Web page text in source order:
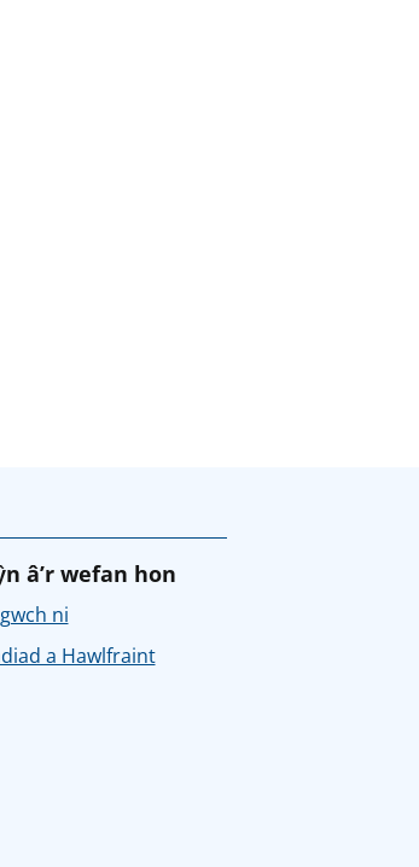
â’r wefan hon
ni
a Hawlfraint